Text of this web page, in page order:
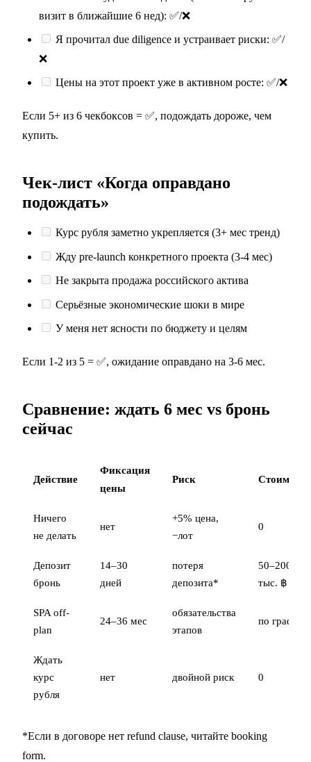
визит в ближайшие 6 нед): ✅/❌
Я прочитал due diligence и устраивает риски: ✅/
❌
Цены на этот проект уже в активном росте: ✅/❌
Если 5+ из 6 чекбоксов = ✅, подождать дороже, чем
купить.
Чек-лист «Когда оправдано
подождать»
Курс рубля заметно укрепляется (3+ мес тренд)
Жду pre-launch конкретного проекта (3-4 мес)
Не закрыта продажа российского актива
Серьёзные экономические шоки в мире
У меня нет ясности по бюджету и целям
Если 1-2 из 5 = ✅, ожидание оправдано на 3-6 мес.
Сравнение: ждать 6 мес vs бронь
сейчас
Действие
Фиксация
цены
Риск Стоимость
Ничего
не делать
нет
+5% цена,
−лот
0
Депозит
бронь
14–30
дней
потеря
депозита*
50–200
тыс. ฿
SPA off-
plan
24–36 мес
обязательства
этапов
по графику
Ждать
курс
рубля
нет двойной риск 0
*Если в договоре нет refund clause, читайте booking
form.